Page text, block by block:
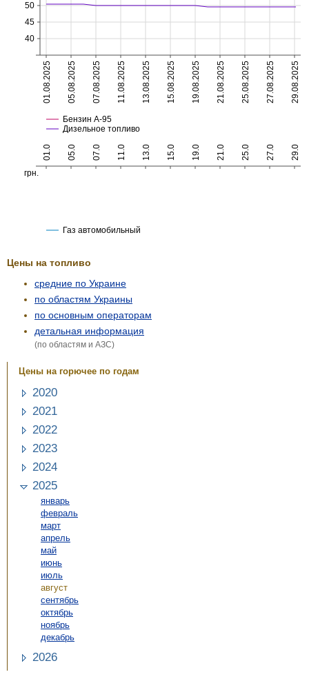
Цены на топливо
средние по Украине
по областям Украины
по основным операторам
детальная информация
(по областям и АЗС)
Цены на горючее по годам
2020
2021
2022
2023
2024
2025
январь
февраль
март
апрель
май
июнь
июль
август
сентябрь
октябрь
ноябрь
декабрь
2026